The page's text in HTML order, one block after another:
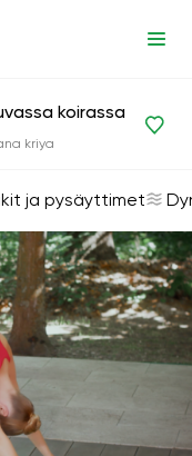
koirassa
kriya
ja pysäyttimet